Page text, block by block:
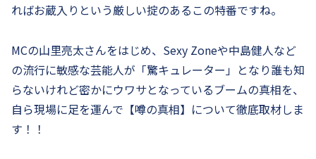
ればお蔵入りという厳しい掟のあるこの特番ですね。
MCの山里亮太さんをはじめ、Sexy Zoneや中島健人など
の流行に敏感な芸能人が「驚キュレーター」となり誰も知
らないけれど密かにウワサとなっているブームの真相を、
自ら現場に足を運んで【噂の真相】について徹底取材しま
す！！